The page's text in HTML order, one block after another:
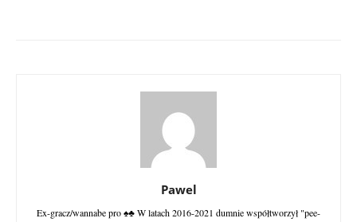
Pawel
Ex-gracz/wannabe pro ♠♣ W latach 2016-2021 dumnie współtworzył "pee-